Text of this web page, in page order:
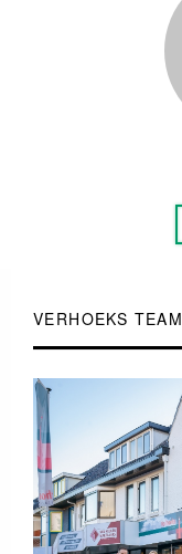
VERHOEKS TEAM